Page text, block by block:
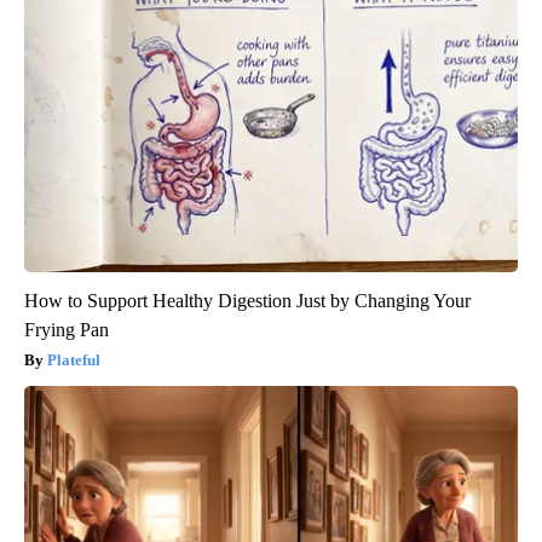
How to Support Healthy Digestion Just by Changing Your
Frying Pan
Plateful